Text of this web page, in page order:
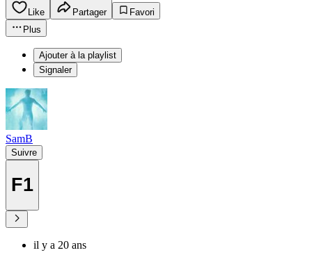
Like Partager
Favori
Plus
Ajouter à la playlist
Signaler
SamB
Suivre
F1
il y a 20 ans